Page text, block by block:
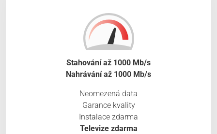
Stahování až 1000 Mb/s
Nahrávání až 1000 Mb/s
Neomezená data
Garance kvality
Instalace zdarma
Televize zdarma